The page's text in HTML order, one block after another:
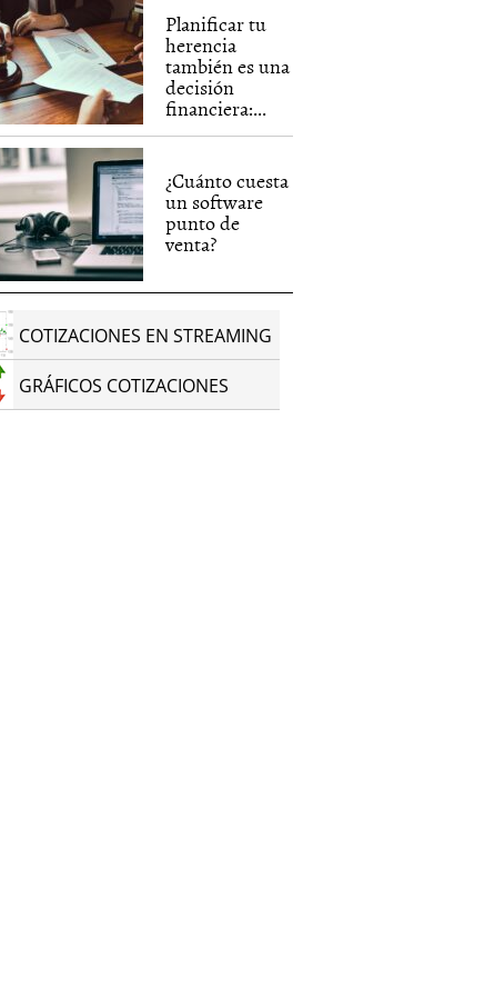
Planificar tu
herencia
también es una
decisión
financiera:...
¿Cuánto cuesta
un software
punto de
venta?
COTIZACIONES EN STREAMING
GRÁFICOS COTIZACIONES